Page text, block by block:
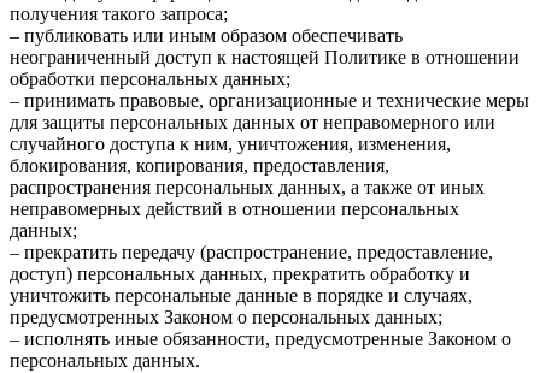
получения такого запроса;
– публиковать или иным образом обеспечивать
неограниченный доступ к настоящей Политике в отношении
обработки персональных данных;
– принимать правовые, организационные и технические меры
для защиты персональных данных от неправомерного или
случайного доступа к ним, уничтожения, изменения,
блокирования, копирования, предоставления,
распространения персональных данных, а также от иных
неправомерных действий в отношении персональных
данных;
– прекратить передачу (распространение, предоставление,
доступ) персональных данных, прекратить обработку и
уничтожить персональные данные в порядке и случаях,
предусмотренных Законом о персональных данных;
– исполнять иные обязанности, предусмотренные Законом о
персональных данных.